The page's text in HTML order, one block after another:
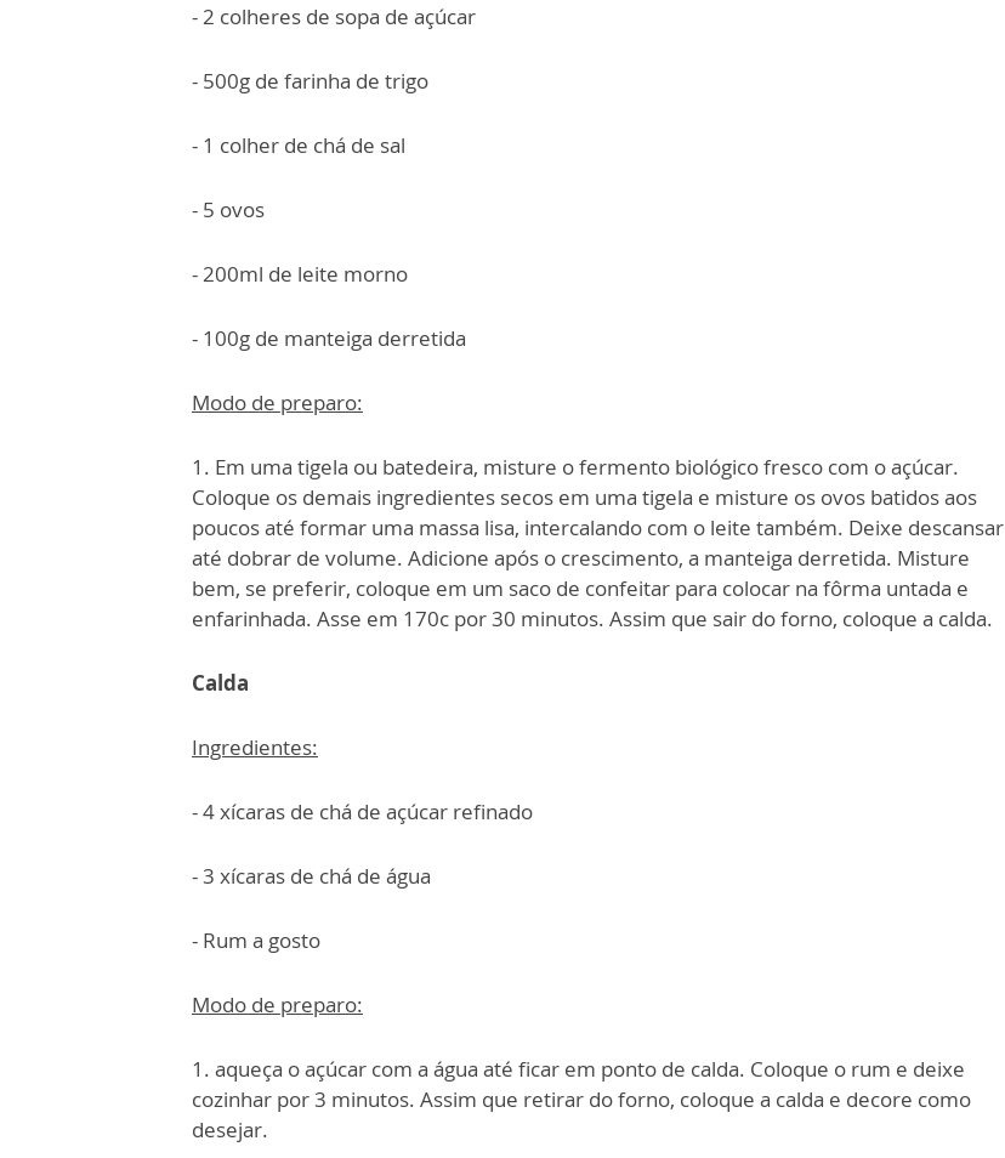
- 2 colheres de sopa de açúcar
- 500g de farinha de trigo
- 1 colher de chá de sal
- 5 ovos
- 200ml de leite morno
- 100g de manteiga derretida
Modo de preparo:
1. Em uma tigela ou batedeira, misture o fermento biológico fresco com o açúcar.
Coloque os demais ingredientes secos em uma tigela e misture os ovos batidos aos
poucos até formar uma massa lisa, intercalando com o leite também. Deixe descansar
até dobrar de volume. Adicione após o crescimento, a manteiga derretida. Misture
bem, se preferir, coloque em um saco de confeitar para colocar na fôrma untada e
enfarinhada. Asse em 170c por 30 minutos. Assim que sair do forno, coloque a calda.
Calda
Ingredientes:
- 4 xícaras de chá de açúcar refinado
- 3 xícaras de chá de água
- Rum a gosto
Modo de preparo:
1. aqueça o açúcar com a água até ficar em ponto de calda. Coloque o rum e deixe
cozinhar por 3 minutos. Assim que retirar do forno, coloque a calda e decore como
desejar.